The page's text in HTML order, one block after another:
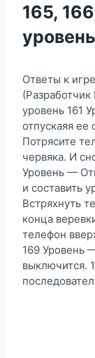
165,
Ответы к
уровень 161
отпускаяя
Потрясите
червяка. И
Уровень —
и составить
Встряхнуть
конца
телефон
169 Уровень
выключится.